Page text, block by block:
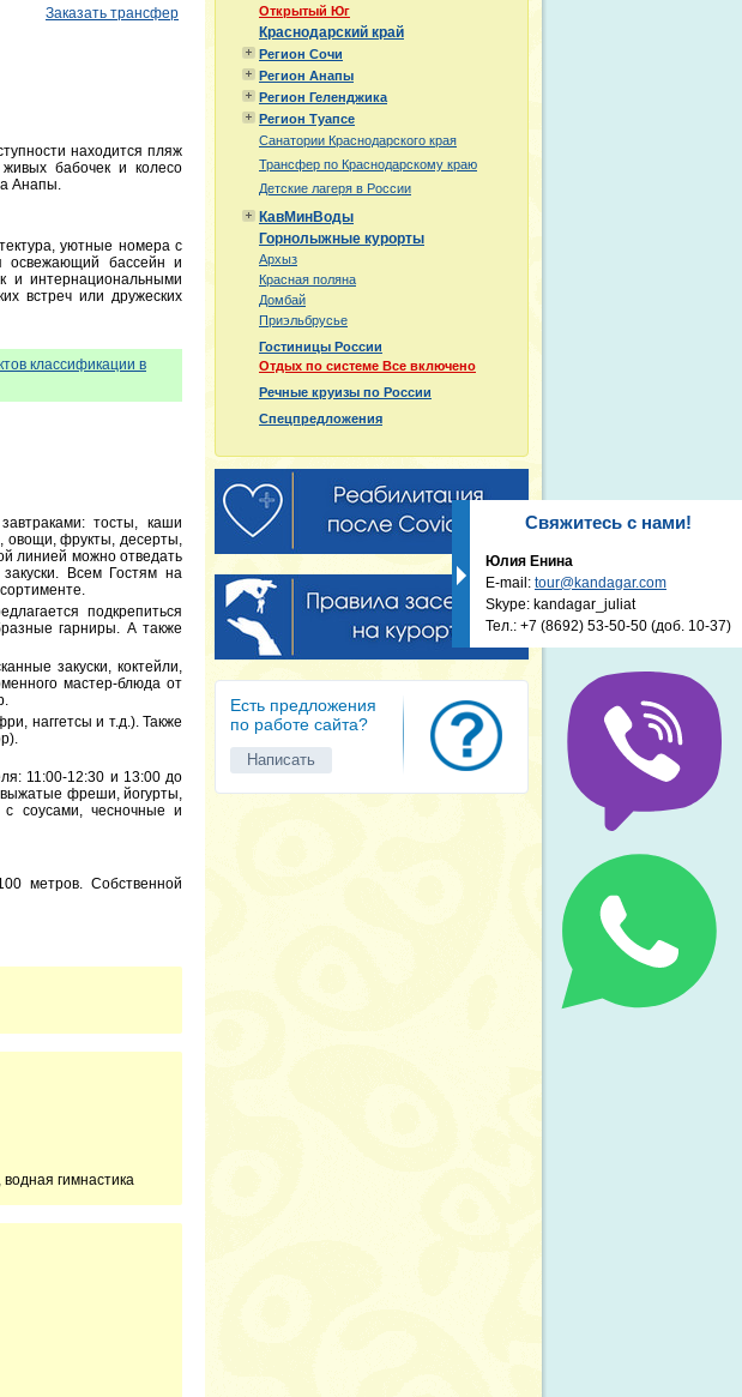
Заказать трансфер
находится пляж
живых бабочек и колесо
Анапы.
уютные номера с
освежающий бассейн и
и интернациональными
встреч или дружеских
классификации в
тосты, каши
овощи, фрукты, десерты,
линией можно отведать
Всем Гостям на
подкрепиться
гарниры. А также
закуски, коктейли,
мастер-блюда от
наггетсы и т.д.). Также
11:00-12:30 и 13:00 до
фреши, йогурты,
с соусами, чесночные и
метров. Собственной
гимнастика
Свяжитесь с нами!
Юлия Енина
E-mail: tour@kandagar.com
Skype: kandagar_juliat
Тел.: +7 (8692) 53-50-50 (доб. 10-37)
Открытый Юг
Краснодарский край
Регион Сочи
Регион Анапы
Регион Геленджика
Регион Туапсе
Санатории Краснодарского края
Трансфер по Краснодарскому краю
Детские лагеря в России
КавМинВоды
Горнолыжные курорты
Архыз
Красная поляна
Домбай
Приэльбрусье
Гостиницы России
Отдых по системе Все включено
Речные круизы по России
Спецпредложения
Есть предложения
по работе сайта?
Написать